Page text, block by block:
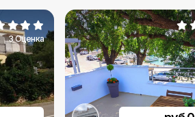
3 Оценка